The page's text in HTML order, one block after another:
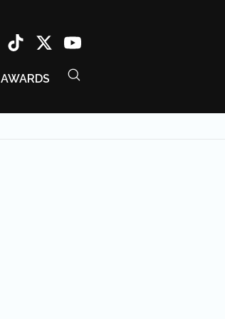
AWARDS